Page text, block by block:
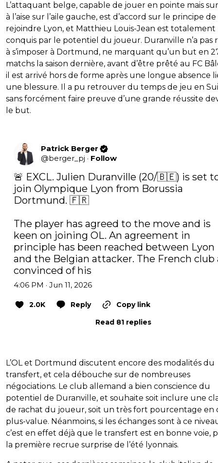
L’attaquant belge, capable de jouer en pointe mais
à l’aise sur l’aile gauche, est d’accord sur le principe de
rejoindre Lyon, et Matthieu Louis-Jean est totalement
conquis par le potentiel du joueur. Duranville n’a pas
à s’imposer à Dortmund, ne marquant qu’un but en
matchs la saison dernière, avant d’être prêté au FC
il est arrivé hors de forme après une longue absence
une blessure. Il a pu retrouver du temps de jeu en
sans forcément faire preuve d’une grande réussite
le but.
Patrick Berger
@berger_pj · Follow
🚨 EXCL. Julien Duranville (20/🇧🇪) is set
join Olympique Lyon from Borussia
Dortmund. 🇫🇷
The player has agreed to the move and is
keen on joining OL. An agreement in
principle has been reached between Lyon
and the Belgian attacker. The French club
convinced of his
4:06 PM · Jun 11, 2026
2.0K Reply
Copy link
Read 81 replies
L’OL et Dortmund discutent encore des modalités du
transfert, et cela débouche sur de nombreuses
négociations. Le club allemand a bien conscience du
potentiel de Duranville, et souhaite soit inclure une
de rachat du joueur, soit un très fort pourcentage en
plus-value. Néanmoins, si les échanges sont à ce
c’est en effet déjà que le transfert est en bonne voie,
la première recrue surprise de l’été lyonnais.